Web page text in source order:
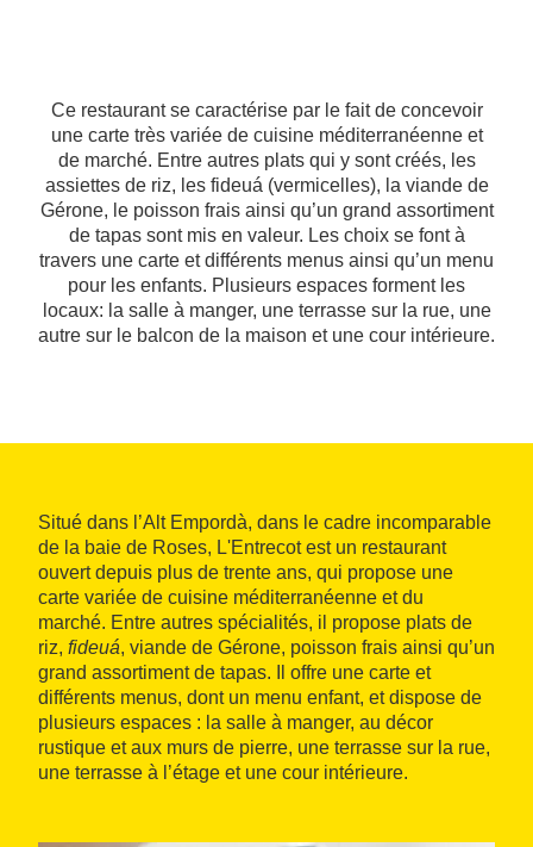
Ce restaurant se caractérise par le fait de concevoir
une carte très variée de cuisine méditerranéenne et
de marché. Entre autres plats qui y sont créés, les
assiettes de riz, les fideuá (vermicelles), la viande de
Gérone, le poisson frais ainsi qu’un grand assortiment
de tapas sont mis en valeur. Les choix se font à
travers une carte et différents menus ainsi qu’un menu
pour les enfants. Plusieurs espaces forment les
locaux: la salle à manger, une terrasse sur la rue, une
autre sur le balcon de la maison et une cour intérieure.
Situé dans l’Alt Empordà, dans le cadre incomparable
de la baie de Roses, L'Entrecot est un restaurant
ouvert depuis plus de trente ans, qui propose une
carte variée de cuisine méditerranéenne et du
marché. Entre autres spécialités, il propose plats de
riz, fideuá, viande de Gérone, poisson frais ainsi qu’un
grand assortiment de tapas. Il offre une carte et
différents menus, dont un menu enfant, et dispose de
plusieurs espaces : la salle à manger, au décor
rustique et aux murs de pierre, une terrasse sur la rue,
une terrasse à l’étage et une cour intérieure.